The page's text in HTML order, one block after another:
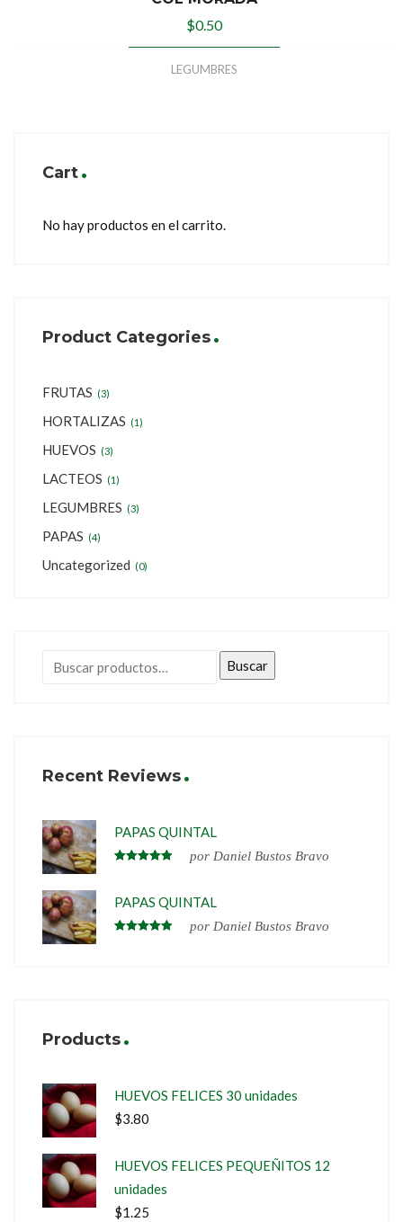
$0.50
LEGUMBRES
Cart
No hay productos en el carrito.
Product Categories
FRUTAS (3)
HORTALIZAS (1)
HUEVOS (3)
LACTEOS (1)
LEGUMBRES (3)
PAPAS (4)
Uncategorized (0)
Buscar
Recent Reviews
PAPAS QUINTAL
por Daniel Bustos Bravo
PAPAS QUINTAL
por Daniel Bustos Bravo
Products
HUEVOS FELICES 30 unidades
$3.80
HUEVOS FELICES PEQUEÑITOS 12
unidades
$1.25